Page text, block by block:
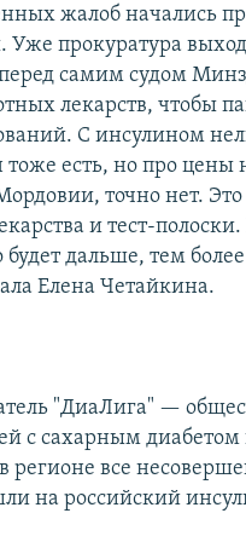
жалоб начались
Уже прокуратура
самим судом
лекарств, чтобы
С инсулином
тоже есть, но про цены
точно нет. Это
и тест-
будет дальше, тем
Елена Четайкина.
"ДиаЛига" —
с сахарным
регионе все
на российский